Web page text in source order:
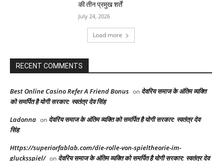
की तीन प्रमुख शर्तें
July 24, 2026
Load more
RECENT COMMENTS
Best Online Casino Refer A Friend Bonus on देवरिय समाज के अंतिम व्यक्ति
को समर्पित है योगी सरकार: स्वतंत्र देव सिंह
Ladonna on देवरिय समाज के अंतिम व्यक्ति को समर्पित है योगी सरकार: स्वतंत्र देव
सिंह
Https://superiorfablab.com/die-rolle-von-spieltheorie-im-
glucksspiel/ on देवरिय समाज के अंतिम व्यक्ति को समर्पित है योगी सरकार: स्वतंत्र देव